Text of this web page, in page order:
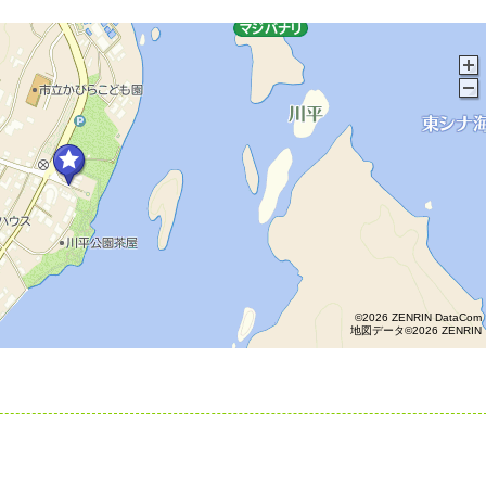
©2026 ZENRIN DataCom
地図データ©2026 ZENRIN